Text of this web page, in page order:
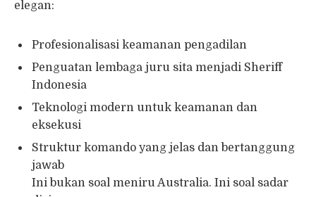
elegan:
Profesionalisasi keamanan pengadilan
Penguatan lembaga juru sita menjadi Sheriff
Indonesia
Teknologi modern untuk keamanan dan
eksekusi
Struktur komando yang jelas dan bertanggung
jawab
Ini bukan soal meniru Australia. Ini soal sadar